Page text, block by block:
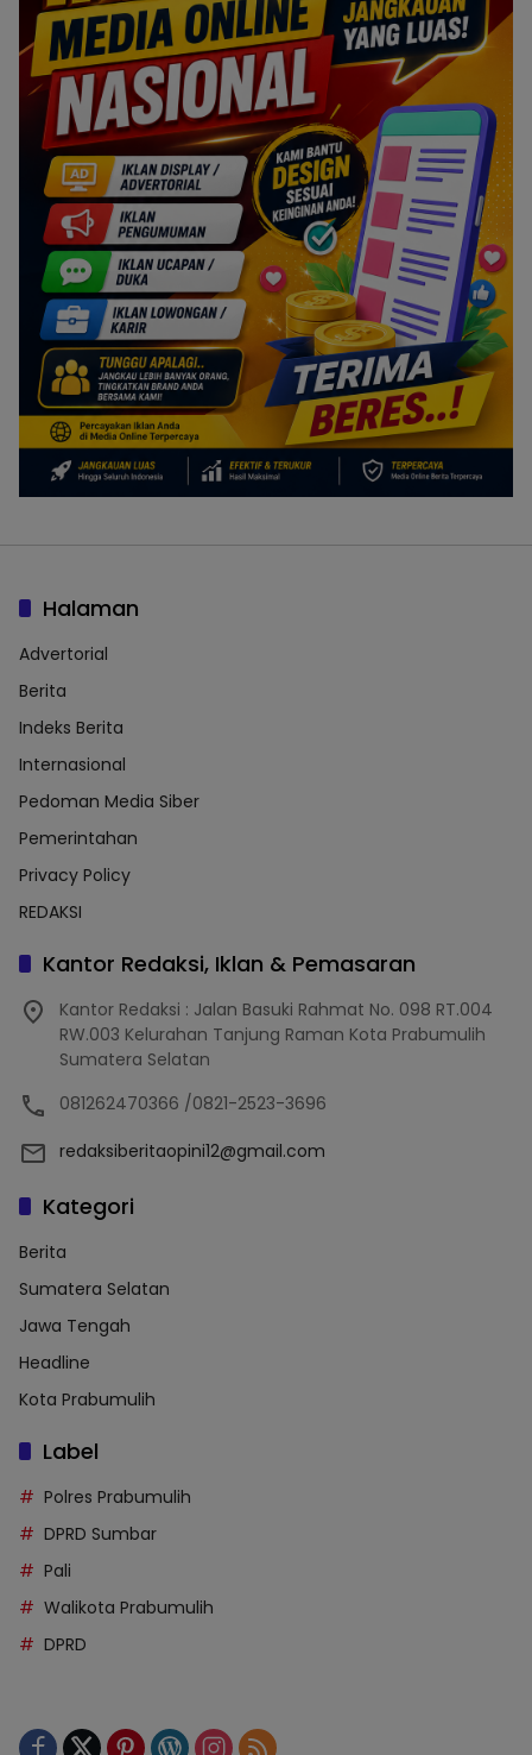
Halaman
Advertorial
Berita
Indeks Berita
Internasional
Pedoman Media Siber
Pemerintahan
Privacy Policy
REDAKSI
Kantor Redaksi, Iklan & Pemasaran
Kantor Redaksi : Jalan Basuki Rahmat No. 098 RT.004
RW.003 Kelurahan Tanjung Raman Kota Prabumulih
Sumatera Selatan
081262470366 /0821-2523-3696
redaksiberitaopini12@gmail.com
Kategori
Berita
Sumatera Selatan
Jawa Tengah
Headline
Kota Prabumulih
Label
Polres Prabumulih
DPRD Sumbar
Pali
Walikota Prabumulih
DPRD